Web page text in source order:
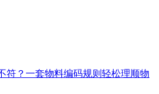
符？一套物料编码规则轻松理顺物